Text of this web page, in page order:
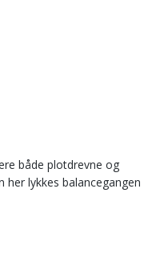
både plotdrevne og
her lykkes balancegangen